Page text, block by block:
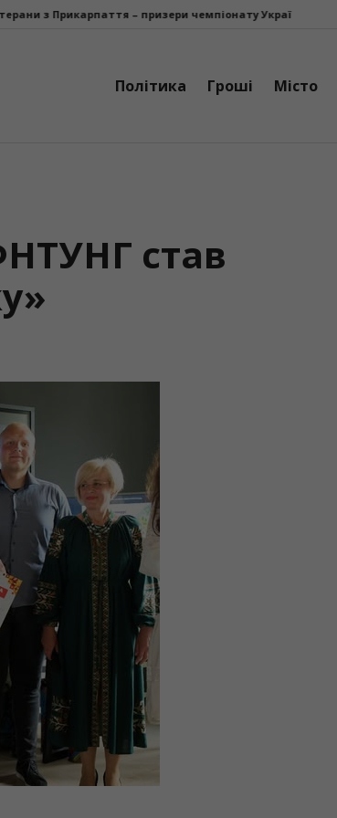
призери чемпіонату України з парастрільби з лука
Політика Гроші Місто
став